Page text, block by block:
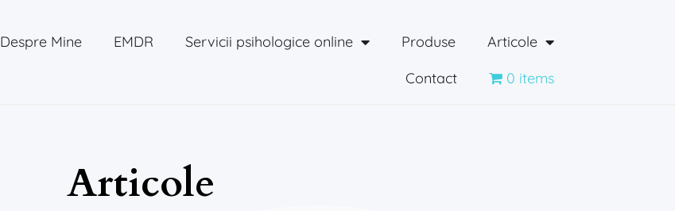
Despre Mine EMDR Servicii psihologice online Produse
Articole
Contact
0 items
Articole